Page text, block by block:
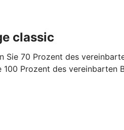
classic
Sie 70 Prozent des
100 Prozent des vereinbarten